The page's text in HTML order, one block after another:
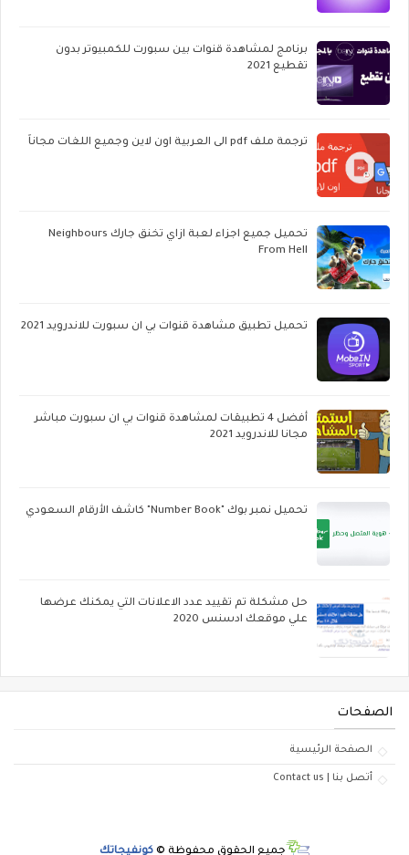
برنامج لمشاهدة قنوات بين سبورت للكمبيوتر بدون
تقطيع 2021
ترجمة ملف pdf الى العربية اون لاين وجميع اللغات مجاناً
تحميل جميع اجزاء لعبة ازاي تخنق جارك Neighbours
From Hell
تحميل تطبيق مشاهدة قنوات بي ان سبورت للاندرويد 2021
أفضل 4 تطبيقات لمشاهدة قنوات بي ان سبورت مباشر
مجانا للاندرويد 2021
تحميل نمبر بوك "Number Book" كاشف الأرقام السعودي
حل مشكلة تم تقييد عدد الاعلانات التي يمكنك عرضها
علي موقعك ادسنس 2020
الصفحات
الصفحة الرئيسية
أتصل بنا | Contact us
جميع الحقوق محفوظة © كونفيجاتك